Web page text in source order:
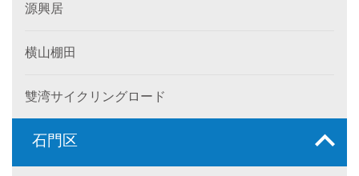
源興居
横山棚田
雙湾サイクリングロード
石門区